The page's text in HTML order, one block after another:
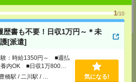
1/10
歴書も不要！日収1万円～＊未
[派遣]
験：時給1350円～ ■週払
内OK ■日収1万800円
橋駅 / 二川駅 / … 気になる!
中央通りビル4階
応募ページへ